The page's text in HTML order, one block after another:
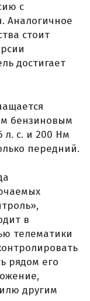
с
Аналогичное
стоит
достигает
бензиновым
л. с. и 200 Нм
передний.
в
телематики
рядом его
другим